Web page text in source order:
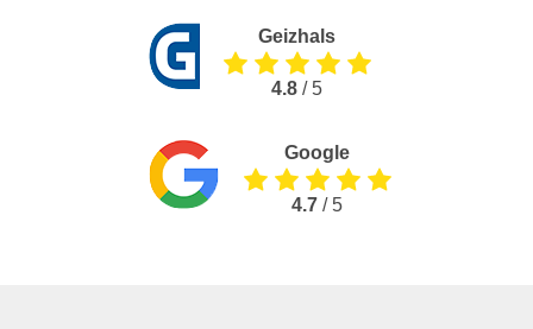
Geizhals
4.8 / 5
Google
4.7 / 5